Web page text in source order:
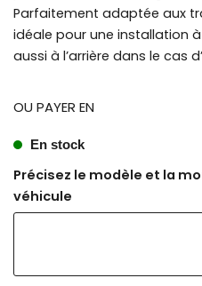
Parfaitement adaptée aux
idéale pour une installation
aussi à l’arrière dans le cas
OU PAYER EN
En stock
Précisez le modèle et la
véhicule